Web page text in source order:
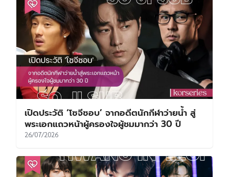
เปิดประวัติ ‘โซจีซอบ’ จากอดีตนักกีฬาว่ายน้ำ สู่
พระเอกแถวหน้าผู้ครองใจผู้ชมมากว่า 30 ปี
26/07/2026